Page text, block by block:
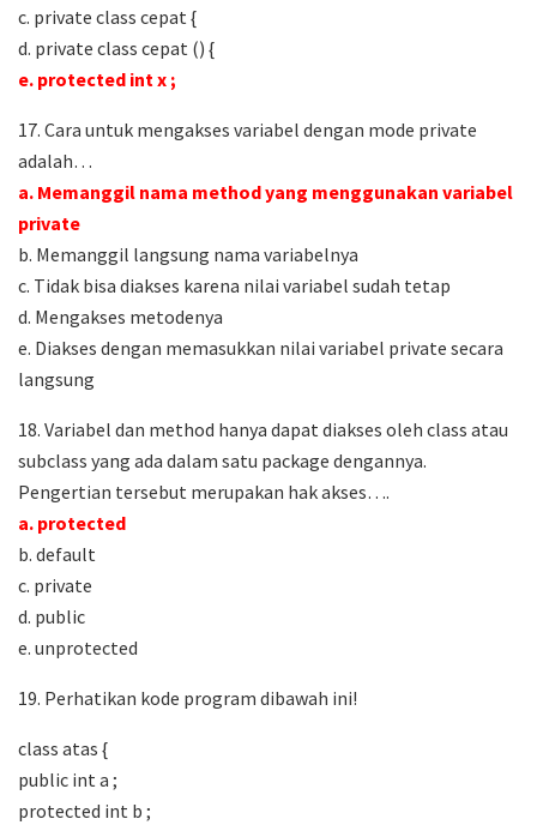
c. private class cepat {
d. private class cepat () {
e. protected int x ;
17. Cara untuk mengakses variabel dengan mode private
adalah…
a. Memanggil nama method yang menggunakan variabel
private
b. Memanggil langsung nama variabelnya
c. Tidak bisa diakses karena nilai variabel sudah tetap
d. Mengakses metodenya
e. Diakses dengan memasukkan nilai variabel private secara
langsung
18. Variabel dan method hanya dapat diakses oleh class atau
subclass yang ada dalam satu package dengannya.
Pengertian tersebut merupakan hak akses….
a. protected
b. default
c. private
d. public
e. unprotected
19. Perhatikan kode program dibawah ini!
class atas {
public int a ;
protected int b ;